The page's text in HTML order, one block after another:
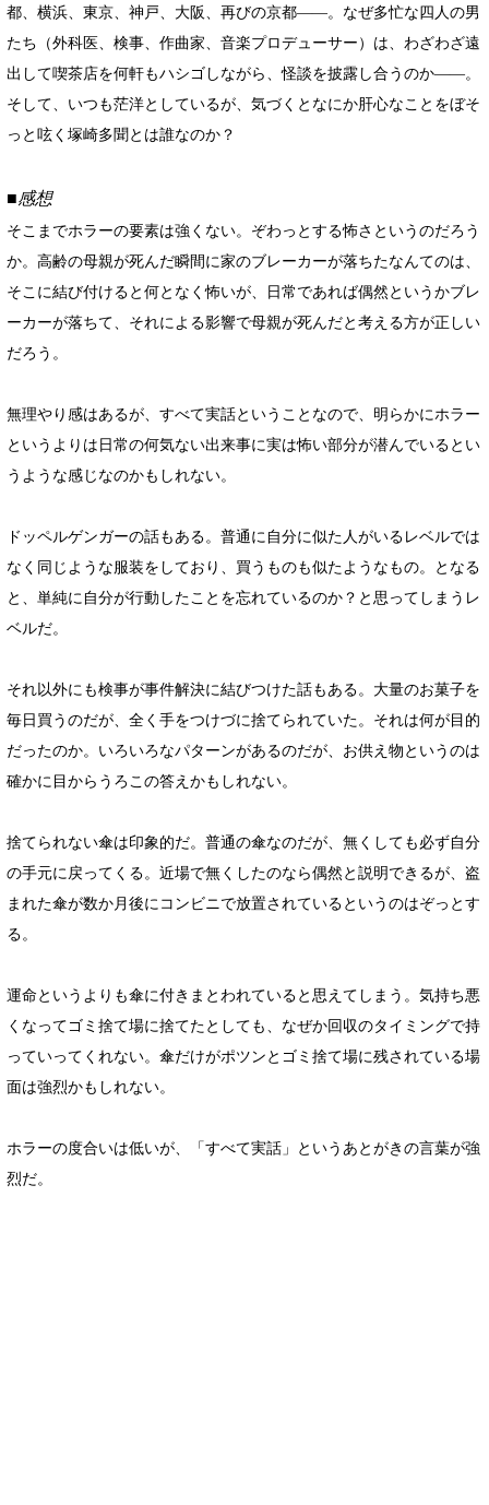
都、横浜、東京、神戸、大阪、再びの京都――。なぜ多忙な四人の男
たち（外科医、検事、作曲家、音楽プロデューサー）は、わざわざ遠
出して喫茶店を何軒もハシゴしながら、怪談を披露し合うのか――。
そして、いつも茫洋としているが、気づくとなにか肝心なことをぼそ
っと呟く塚崎多聞とは誰なのか？
■感想
そこまでホラーの要素は強くない。ぞわっとする怖さというのだろう
か。高齢の母親が死んだ瞬間に家のブレーカーが落ちたなんてのは、
そこに結び付けると何となく怖いが、日常であれば偶然というかブレ
ーカーが落ちて、それによる影響で母親が死んだと考える方が正しい
だろう。
無理やり感はあるが、すべて実話ということなので、明らかにホラー
というよりは日常の何気ない出来事に実は怖い部分が潜んでいるとい
うような感じなのかもしれない。
ドッペルゲンガーの話もある。普通に自分に似た人がいるレベルでは
なく同じような服装をしており、買うものも似たようなもの。となる
と、単純に自分が行動したことを忘れているのか？と思ってしまうレ
ベルだ。
それ以外にも検事が事件解決に結びつけた話もある。大量のお菓子を
毎日買うのだが、全く手をつけづに捨てられていた。それは何が目的
だったのか。いろいろなパターンがあるのだが、お供え物というのは
確かに目からうろこの答えかもしれない。
捨てられない傘は印象的だ。普通の傘なのだが、無くしても必ず自分
の手元に戻ってくる。近場で無くしたのなら偶然と説明できるが、盗
まれた傘が数か月後にコンビニで放置されているというのはぞっとす
る。
運命というよりも傘に付きまとわれていると思えてしまう。気持ち悪
くなってゴミ捨て場に捨てたとしても、なぜか回収のタイミングで持
っていってくれない。傘だけがポツンとゴミ捨て場に残されている場
面は強烈かもしれない。
ホラーの度合いは低いが、「すべて実話」というあとがきの言葉が強
烈だ。